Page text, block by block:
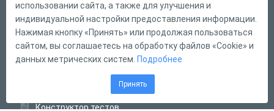
Русский
Справка
Форма обратной связи
Конструктор тестов
использовании сайта, а также для улучшения и
индивидуальной настройки предоставления информации.
Нажимая кнопку «Принять» или продолжая пользоваться
сайтом, вы соглашаетесь на обработку файлов «Cookie» и
данных метрических систем. Подробнее
Принять